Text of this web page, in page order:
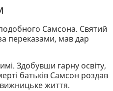
Самсона. Святий
переказами, мав дар
Здобувши гарну освіту,
батьків Самсон роздав
життя.